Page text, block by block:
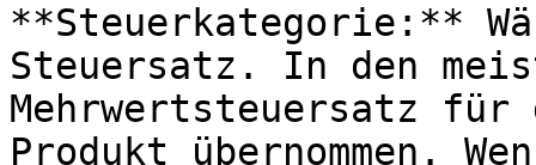
**Steuerkategorie:**
Steuersatz. In den
Mehrwertsteuersatz für
Produkt übernommen.